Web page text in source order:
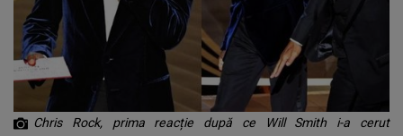
Chris Rock, prima reacție după ce Will Smith i-a cerut